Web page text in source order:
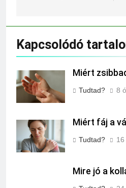
Kapcsolódó
Miért
Tudtad? 8
Miért fáj a
Tudtad?
Mire jó a